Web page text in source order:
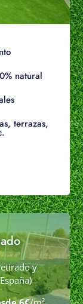
natural
terrazas,
y